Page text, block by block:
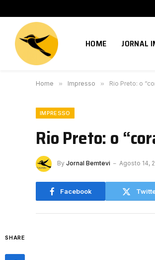
HOME JORNAL
Home » Impresso » Rio Preto: o
IMPRESSO
Rio Preto: o
By Jornal Bemtevi Agosto 14,
Facebook
SHARE